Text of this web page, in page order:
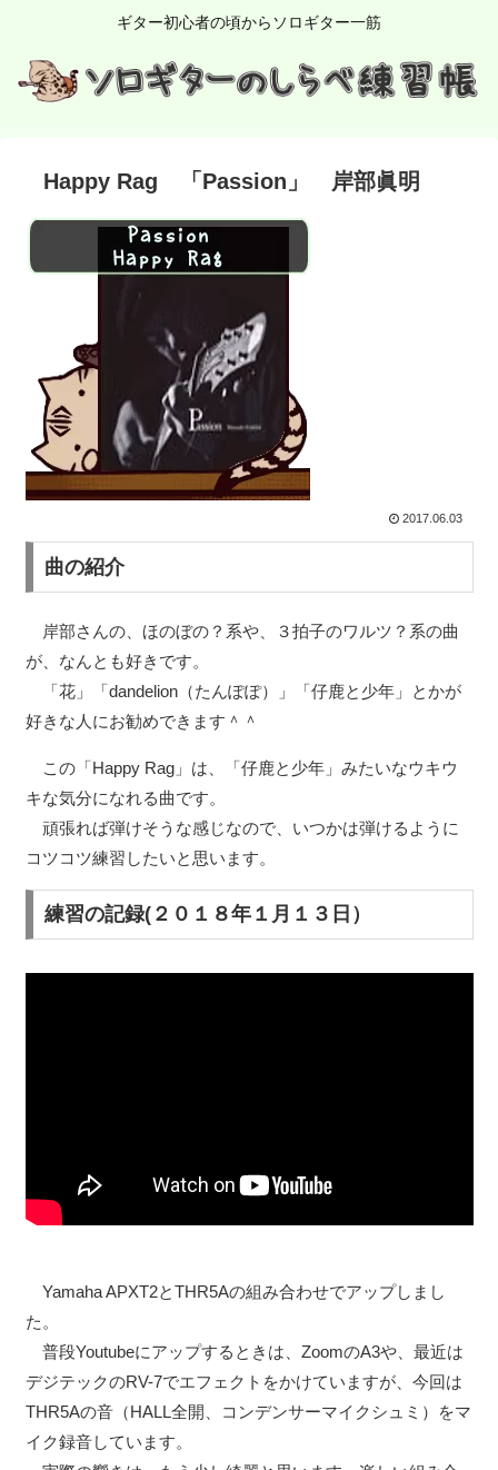
ギター初心者の頃からソロギター一筋
Happy Rag 「Passion」 岸部眞明
2017.06.03
曲の紹介
岸部さんの、ほのぼの？系や、３拍子のワルツ？系の曲
が、なんとも好きです。
「花」「dandelion（たんぽぽ）」「仔鹿と少年」とかが
好きな人にお勧めできます＾＾
この「Happy Rag」は、「仔鹿と少年」みたいなウキウ
キな気分になれる曲です。
頑張れば弾けそうな感じなので、いつかは弾けるように
コツコツ練習したいと思います。
練習の記録(２０１８年１月１３日）
Yamaha APXT2とTHR5Aの組み合わせでアップしまし
た。
普段Youtubeにアップするときは、ZoomのA3や、最近は
デジテックのRV-7でエフェクトをかけていますが、今回は
THR5Aの音（HALL全開、コンデンサーマイクシュミ）をマ
イク録音しています。